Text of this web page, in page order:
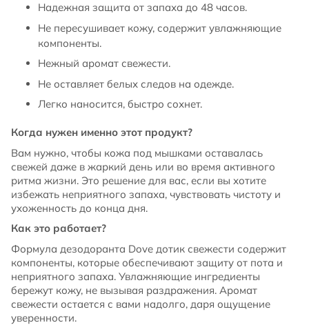
Надежная защита от запаха до 48 часов.
Не пересушивает кожу, содержит увлажняющие
компоненты.
Нежный аромат свежести.
Не оставляет белых следов на одежде.
Легко наносится, быстро сохнет.
Когда нужен именно этот продукт?
Вам нужно, чтобы кожа под мышками оставалась
свежей даже в жаркий день или во время активного
ритма жизни. Это решение для вас, если вы хотите
избежать неприятного запаха, чувствовать чистоту и
ухоженность до конца дня.
Как это работает?
Формула дезодоранта Dove дотик свежести содержит
компоненты, которые обеспечивают защиту от пота и
неприятного запаха. Увлажняющие ингредиенты
бережут кожу, не вызывая раздражения. Аромат
свежести остается с вами надолго, даря ощущение
уверенности.